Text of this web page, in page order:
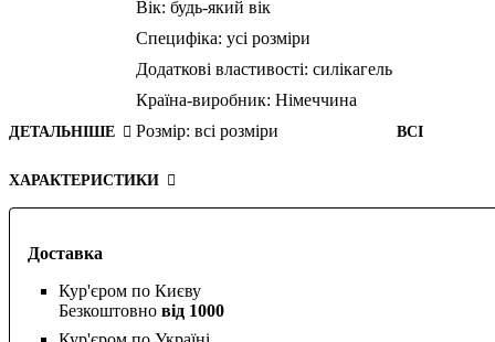
Доставка
Кур'єром по Києву
Безкоштовно від 1000
ДЕТАЛЬНІШЕ
Вік: будь-який вік
Специфіка: усі розміри
Додаткові властивості: силікагель
Країна-виробник: Німеччина
Розмір: всі розміри ВСІ
ХАРАКТЕРИСТИКИ